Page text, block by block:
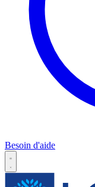
Besoin d'aide